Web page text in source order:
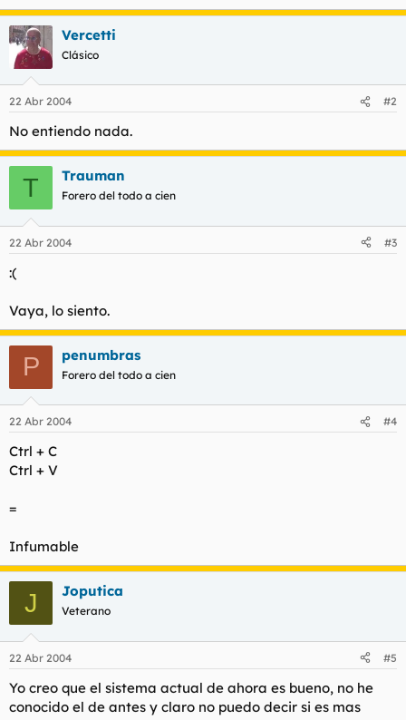
Vercetti
Clásico
22 Abr 2004 #2
No entiendo nada.
T Trauman
Forero del todo a cien
22 Abr 2004 #3
:(
Vaya, lo siento.
P penumbras
Forero del todo a cien
22 Abr 2004 #4
Ctrl + C
Ctrl + V
=
Infumable
J Joputica
Veterano
22 Abr 2004 #5
Yo creo que el sistema actual de ahora es bueno, no he
conocido el de antes y claro no puedo decir si es mas